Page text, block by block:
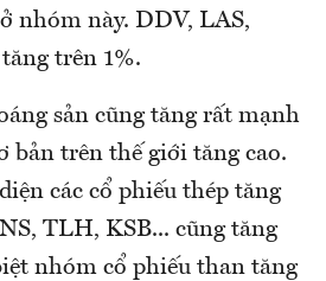
nhóm này. DDV, LAS,
trên 1%.
sản cũng tăng rất mạnh
bản trên thế giới tăng cao.
các cổ phiếu thép tăng
TLH, KSB... cũng tăng
nhóm cổ phiếu than tăng